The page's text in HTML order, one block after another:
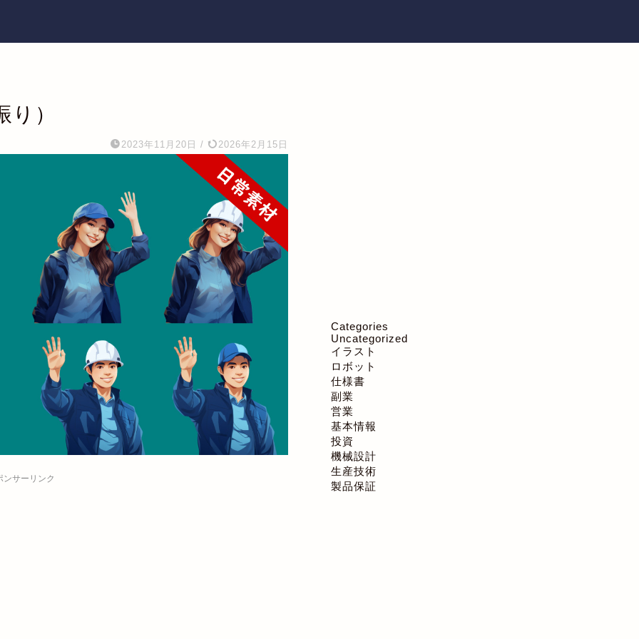
）
2023年11月20日 / 2026年2月15日
ンサーリンク
Categories
Uncategorized
イラスト
ロボット
仕様書
副業
営業
基本情報
投資
機械設計
生産技術
製品保証